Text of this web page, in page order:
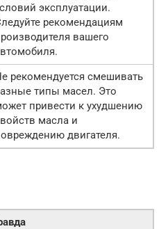
эксплуатации.
рекомендациям
вашего
рекомендуется смешивать
типы масел. Это
привести к ухудшению
масла и
двигателя.